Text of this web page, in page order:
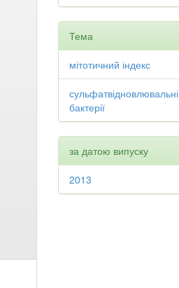
Тема
мітотичний індекс
сульфатвідновлювальні
бактерії
за датою випуску
2013